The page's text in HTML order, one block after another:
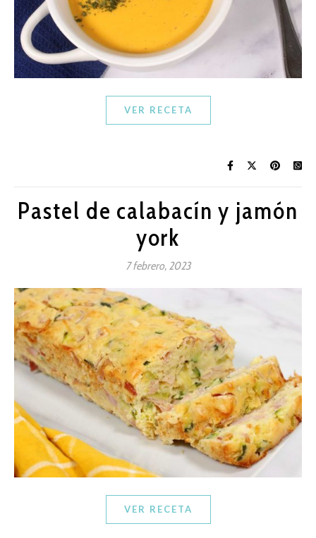
VER RECETA
Pastel de calabacín y jamón
york
7 febrero, 2023
VER RECETA